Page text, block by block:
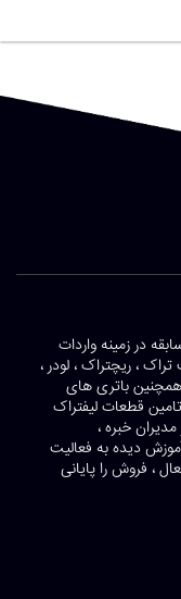
در زمینه واردات
تراک ، ریچتراک ، لودر ،
همچنین باتری های
قطعات لیفتراک
خبره ،
دیده به فعالیت
، فروش را پایانی